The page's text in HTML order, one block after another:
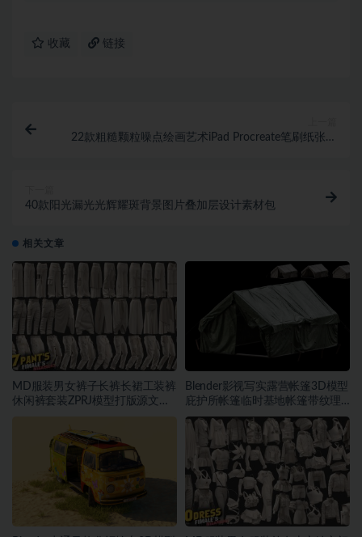
收藏 链接
22款粗糙颗粒噪点绘画艺术iPad Procreate笔刷纸张纹
40款阳光漏光光辉耀斑背景图片叠加层设计素材包
相关文章
MD服装男女裤子长裤长裙工装裤
休闲裤套装ZPRJ模型打版源文件
Blender影视写实露营帐篷3D模型
庇护所帐篷临时基地帐篷带纹理
贴图